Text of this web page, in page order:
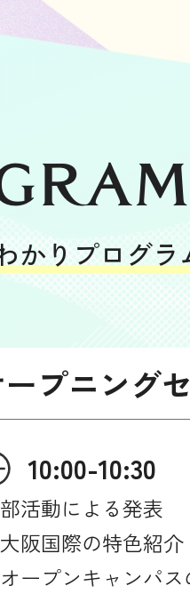
かりプログラ
プニング
10:00-10:30
部活動による発表
大阪国際の特色紹介
オープンキャンパ